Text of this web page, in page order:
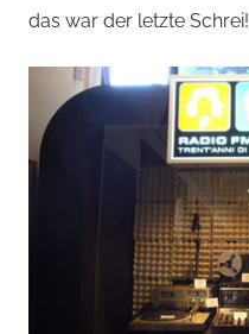
das war der letzte Schrei!